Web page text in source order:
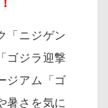
「ニジゲン
ゴジラ迎撃
ジアム「ゴ
暑さを気に